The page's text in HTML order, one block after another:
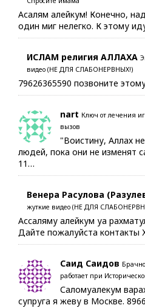
Асалям алейкум! Конечно,
один миг нелегко. К этому
ИСЛАМ религия АЛЛАХА
видео (НЕ ДЛЯ СЛАБОНЕРВНЫХ!)
79626365590 позвоните
nart Ключ от лечения
вызов
"Воистину, Аллах
людей, пока они не изменят
11…
Венера Расулова
жуткие видео (НЕ ДЛЯ
Ассаляму алейкум уа
Дайте пожалуйста контакты
Саид Саидов
работает при
Саломуалекум
супруга я жеву в Москве.